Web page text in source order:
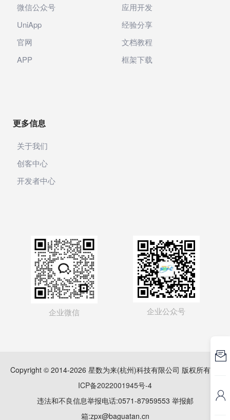
微信公众号
UniApp
官网
APP
应用开发
经验分享
文档教程
框架下载
更多信息
关于我们
创客中心
开发者中心
企业微信 企业公众号
Copyright © 2014-2026 星数为来(杭州)科技有限公司 版权所有
ICP备2022001945号-4
违法和不良信息举报电话:0571-87959553 举报邮
箱:zpx@baguatan.cn

